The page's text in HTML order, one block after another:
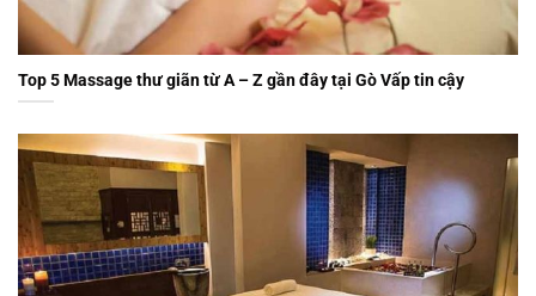
Top 5 Massage thư giãn từ A – Z gần đây tại Gò Vấp tin cậy